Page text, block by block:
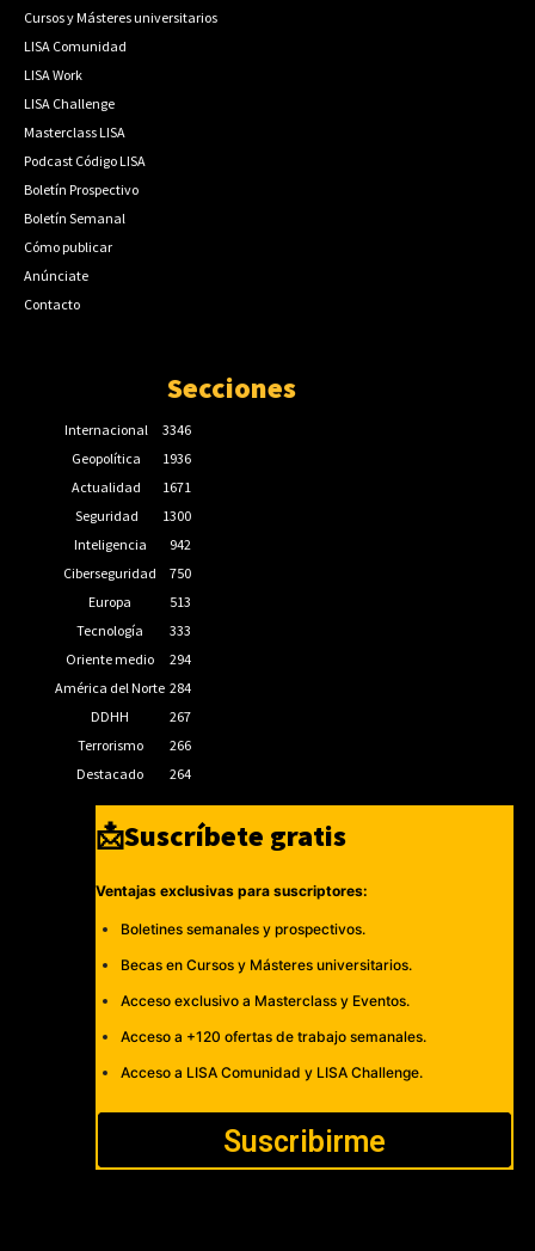
Cursos y Másteres universitarios
LISA Comunidad
LISA Work
LISA Challenge
Masterclass LISA
Podcast Código LISA
Boletín Prospectivo
Boletín Semanal
Cómo publicar
Anúnciate
Contacto
Secciones
Internacional
3346
Geopolítica
1936
Actualidad
1671
Seguridad
1300
Inteligencia
942
Ciberseguridad
750
Europa
513
Tecnología
333
Oriente medio
294
América del Norte 284
DDHH
267
Terrorismo
266
Destacado
264
📩Suscríbete gratis
Ventajas exclusivas para suscriptores:
Boletines semanales y prospectivos.
Becas en Cursos y Másteres universitarios.
Acceso exclusivo a Masterclass y Eventos.
Acceso a +120 ofertas de trabajo semanales.
Acceso a LISA Comunidad y LISA Challenge.
Suscribirme